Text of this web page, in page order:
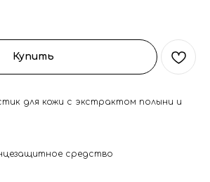
Купить
для кожи с экстрактом полыни и
средство